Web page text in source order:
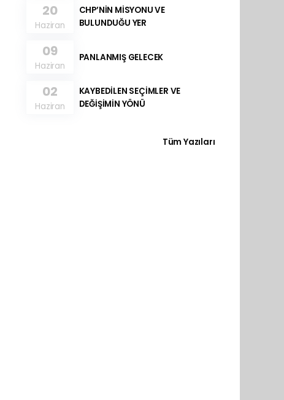
20
Haziran
CHP’NİN MİSYONU VE
BULUNDUĞU YER
09
Haziran
PANLANMIŞ GELECEK
02
Haziran
KAYBEDİLEN SEÇİMLER VE
DEĞİŞİMİN YÖNÜ
Tüm Yazıları